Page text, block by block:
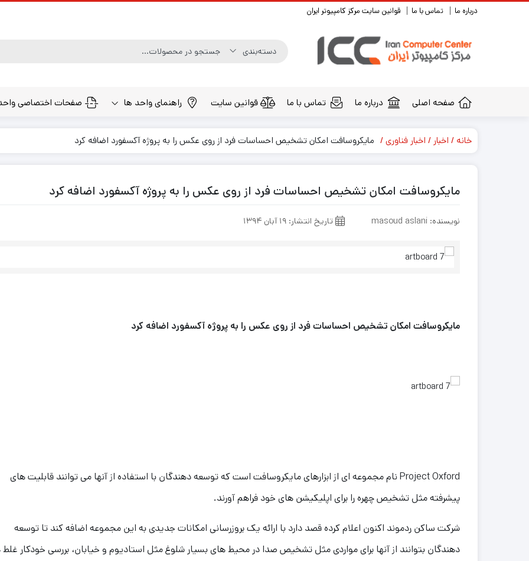
درباره ما تماس با ما قوانین سایت مرکز کامپیوتر ایران
صفحه اصلی درباره ما تماس با ما قوانین سایت راهنمای واحد ها صفحات اختصاصی
خانه اخبار اخبار فناوری مایکروسافت امکان تشخیص احساسات فرد از روی عکس را به پروژه آکسفورد اضافه کرد
مایکروسافت امکان تشخیص احساسات فرد از روی عکس را به پروژه آکسفورد اضافه کرد
نویسنده: masoud aslani تاریخ انتشار: ۱۹ آبان ۱۳۹۴
مایکروسافت امکان تشخیص احساسات فرد از روی عکس را به پروژه آکسفورد اضافه کرد
Project Oxford نام مجموعه ای از ابزارهای مایکروسافت است که توسعه دهندگان با استفاده از آنها می توانند قابلیت های
پیشرفته مثل تشخیص چهره را برای اپلیکیشن های خود فراهم آورند.
شرکت ساکن ردموند اکنون اعلام کرده قصد دارد با ارائه یک بروزرسانی امکانات جدیدی به این مجموعه اضافه کند تا توسعه
دهندگان بتوانند از آنها برای مواردی مثل تشخیص صدا در محیط های بسیار شلوغ مثل استادیوم و خیابان، بررسی خودکار